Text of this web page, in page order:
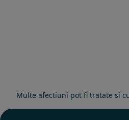
Multe afectiuni pot fi tratate si